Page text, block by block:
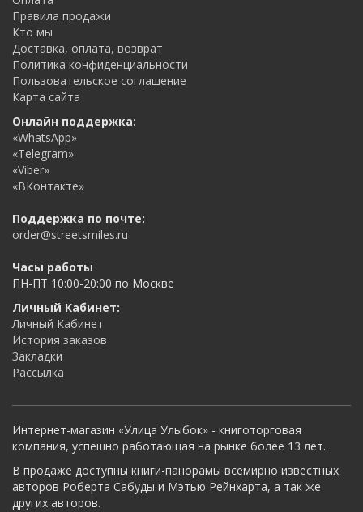
Правила продажи
Кто мы
Доставка, оплата, возврат
Политика конфиденциальности
Пользовательское соглашение
Карта сайта
Онлайн поддержка:
«WhatsApp»
«Telegram»
«Viber»
«ВКонтакте»
Поддержка по почте:
order@streetsmiles.ru
Часы работы
ПН-ПТ 10:00-20:00 по Москве
Личный Кабинет:
Личный Кабинет
История заказов
Закладки
Рассылка
Интернет-магазин «Улица Улыбок» - книготорговая
компания, успешно работающая на рынке более 13 лет.
В продаже доступны книги-панорамы всемирно известных
авторов Роберта Сабуды и Мэтью Рейнхарта, а так же
других авторов.